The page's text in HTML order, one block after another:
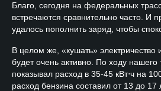
Благо, сегодня на федеральных
встречаются сравнительно часто. И
удалось пополнить заряд, чтобы
В целом же, «кушать»
будет очень активно. По ходу нашего
показывал расход в 35-45 кВт⋅ч на
расход бензина составил от 13 до